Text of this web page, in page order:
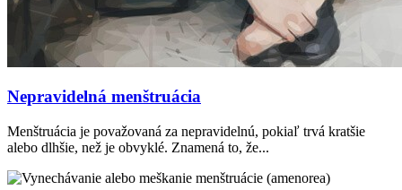
Nepravidelná menštruácia
Menštruácia je považovaná za nepravidelnú, pokiaľ trvá kratšie
alebo dlhšie, než je obvyklé. Znamená to, že...